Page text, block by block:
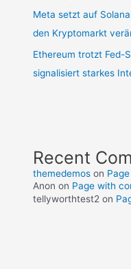
Meta setzt auf
den Kryptomarkt
Ethereum trotzt Fed-
signalisiert starkes
Recent
themedemos on
Anon on Page with
tellyworthtest2 on